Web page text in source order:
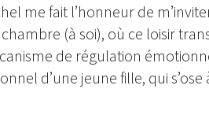
me fait l’honneur de
(à soi), où ce loisir
de régulation
d’une jeune fille, qui